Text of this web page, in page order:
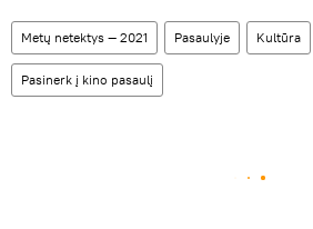
Metų netektys — 2021 Pasaulyje Kultūra
Pasinerk į kino pasaulį